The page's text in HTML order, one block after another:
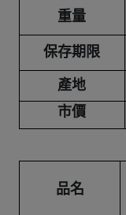
重量
保存期限
產地
市價
品名